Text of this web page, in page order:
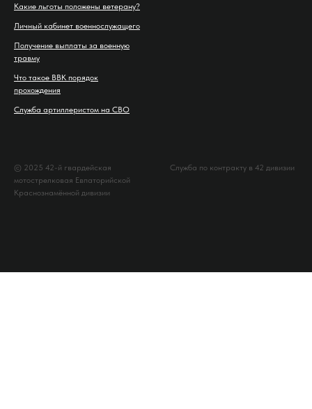
Какие льготы положены ветерану?
Личный кабинет военнослужащего
Получение выплаты за военную
травму
Что такое ВВК порядок
прохождения
Служба артиллеристом на СВО
© 2025 42-й гвардейская
мотострелковая Евпаторийской
Краснознамённой дивизии
Служба по контракту в 42 дивизии